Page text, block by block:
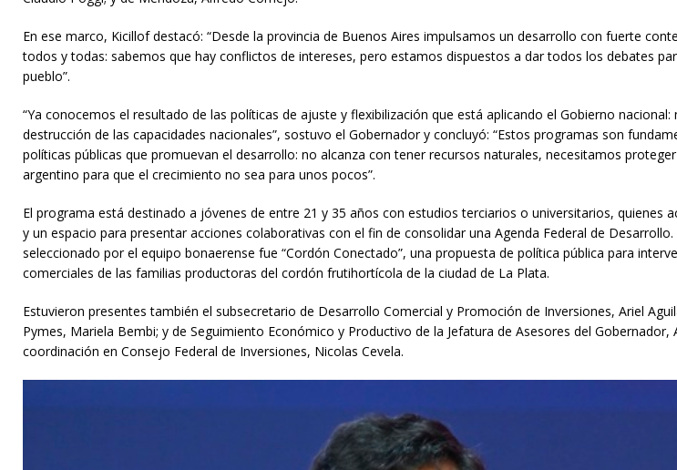
En ese marco, Kicillof destacó: “Desde la provincia de Buenos Aires impulsamos un desarrollo con fuerte
todos y todas: sabemos que hay conflictos de intereses, pero estamos dispuestos a dar todos los debates
pueblo”.
“Ya conocemos el resultado de las políticas de ajuste y flexibilización que está aplicando el Gobierno
destrucción de las capacidades nacionales”, sostuvo el Gobernador y concluyó: “Estos programas son
políticas públicas que promuevan el desarrollo: no alcanza con tener recursos naturales, necesitamos
argentino para que el crecimiento no sea para unos pocos”.
El programa está destinado a jóvenes de entre 21 y 35 años con estudios terciarios o universitarios, quienes
y un espacio para presentar acciones colaborativas con el fin de consolidar una Agenda Federal de
seleccionado por el equipo bonaerense fue “Cordón Conectado”, una propuesta de política pública para
comerciales de las familias productoras del cordón frutihortícola de la ciudad de La Plata.
Estuvieron presentes también el subsecretario de Desarrollo Comercial y Promoción de Inversiones, Ariel
Pymes, Mariela Bembi; y de Seguimiento Económico y Productivo de la Jefatura de Asesores del Gobernador,
coordinación en Consejo Federal de Inversiones, Nicolas Cevela.